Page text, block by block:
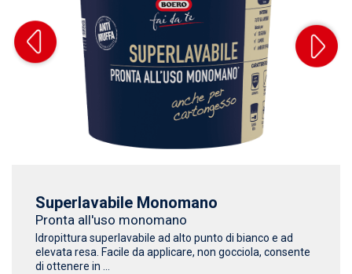
Superlavabile Monomano
Pronta all'uso monomano
Idropittura superlavabile ad alto punto di bianco e ad
elevata resa. Facile da applicare, non gocciola, consente
di ottenere in ...